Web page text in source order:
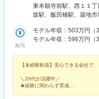
データ入力・伝票作成
時間の軽減に取り組ん
＼特別な知識・スキルは
業界や製品について、
社員もいるので、ご安
変更の範囲：会社の定め
寮や新婚社宅、転勤社
【転勤について】転勤を
を率直に相談ください。
に至った場合には、移転
【単身赴任の場合】ご
万5,000円を支給。さら
東本願寺前駅、西１１
坂駅、飯田橋駅、築地
赤坂駅(福岡県)、西線６
都)、水道橋駅、東銀座
給与
モデル年収：503万円（
モデル年収：596万円（
【未経験歓迎】安心できる会社で
＼20代が活躍中／
★経験に関わらず育成